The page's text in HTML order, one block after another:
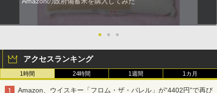
● ● ●
アクセスランキング
1時間 24時間 1週間 1カ月
Amazon、ウイスキー「フロム・ザ・バレル」が“4402円”で再び